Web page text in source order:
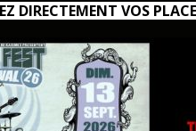
DIRECTEMENT VOS